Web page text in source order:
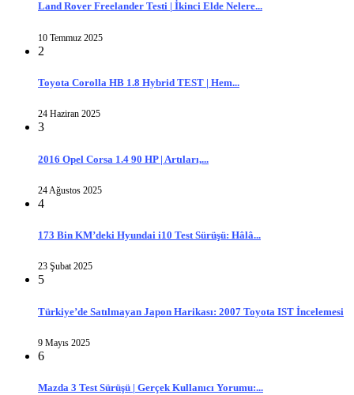
Land Rover Freelander Testi | İkinci Elde Nelere...
10 Temmuz 2025
2
Toyota Corolla HB 1.8 Hybrid TEST | Hem...
24 Haziran 2025
3
2016 Opel Corsa 1.4 90 HP | Artıları,...
24 Ağustos 2025
4
173 Bin KM’deki Hyundai i10 Test Sürüşü: Hâlâ...
23 Şubat 2025
5
Türkiye’de Satılmayan Japon Harikası: 2007 Toyota IST İncelemesi
9 Mayıs 2025
6
Mazda 3 Test Sürüşü | Gerçek Kullanıcı Yorumu:...